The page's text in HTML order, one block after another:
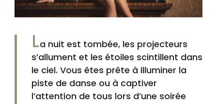
La nuit est tombée, les projecteurs
s’allument et les étoiles scintillent dans
le ciel. Vous êtes prête à illuminer la
piste de danse ou à captiver
l’attention de tous lors d’une soirée